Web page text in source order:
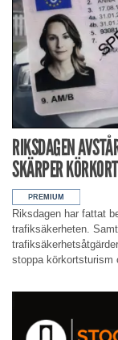
RIKSDAGEN
SKÄRPER
Riksdagen har fattat
trafiksäkerheten.
stoppa körkortsturism